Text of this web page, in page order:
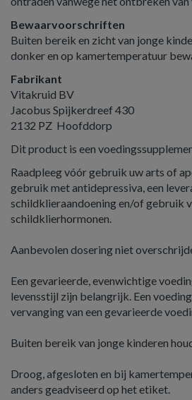
Bewaarvoorschriften
Buiten bereik en zicht van jonge
donker en op kamertemperatuur
Fabrikant
Vitakruid BV
Jacobus Spijkerdreef 430
2132 PZ Hoofddorp
Dit product is een
Raadpleeg vóór gebruik uw arts of
gebruik met antidepressiva, een
schildklieraandoening en/of gebruik
schildklierhormonen.
Aanbevolen dosering niet
Een gevarieerde, evenwichtige
levensstijl zijn belangrijk. Een
vervanging van een gevarieerde
Buiten bereik van jonge kinderen
Droog, afgesloten en bij
anders geadviseerd op het etiket.